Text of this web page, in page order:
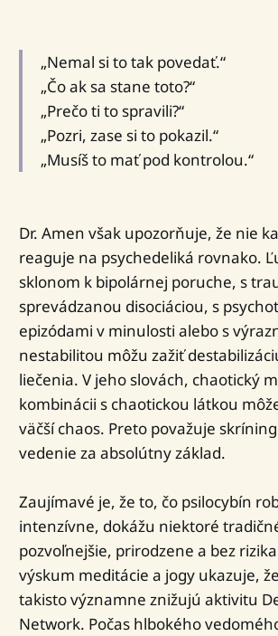
„Nemal si to tak povedať.“
„Čo ak sa stane toto?“
„Prečo ti to spravili?“
„Pozri, zase si to pokazil.“
„Musíš to mať pod kontrolou.“
Dr. Amen však upozorňuje, že nie
reaguje na psychedeliká rovnako.
sklonom k bipolárnej poruche, s
sprevádzanou disociáciou, s
epizódami v minulosti alebo s
nestabilitou môžu zažiť
liečenia. V jeho slovách, chaotický
kombinácii s chaotickou látkou
väčší chaos. Preto považuje
vedenie za absolútny základ.
Zaujímavé je, že to, čo psilocybín
intenzívne, dokážu niektoré
pozvoľnejšie, prirodzene a bez
výskum meditácie a jogy ukazuje,
takisto významne znižujú aktivitu
Network. Počas hlbokého